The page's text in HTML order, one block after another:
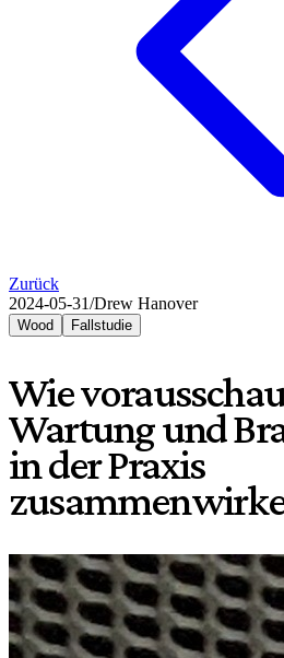
Zurück
2024-05-31/Drew Hanover
Wood Fallstudie
Wie
Wartung und
in der Praxis